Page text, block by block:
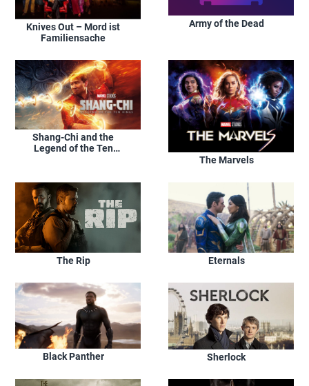
Knives Out – Mord ist
Familiensache
Army of the Dead
Shang-Chi and the
Legend of the Ten
The Marvels
The Rip Eternals
Black Panther Sherlock